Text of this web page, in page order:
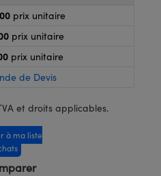
prix unitaire
prix unitaire
prix unitaire
de Devis
et droits applicables.
à ma liste